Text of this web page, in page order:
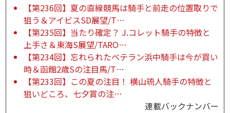
【第236回】夏の直線競馬は騎手と前走の位置取りで
狙う＆アイビスSD展望/T…
【第235回】当たり確定？ J.コレット騎手の特徴と
上手さ＆東海S展望/TARO…
【第234回】忘れられたベテラン浜中騎手は今が買い
時＆函館2歳Sの注目馬/T…
【第233回】この夏の注目！ 横山琉人騎手の特徴と
狙いどころ、七夕賞の注…
連載バックナンバー